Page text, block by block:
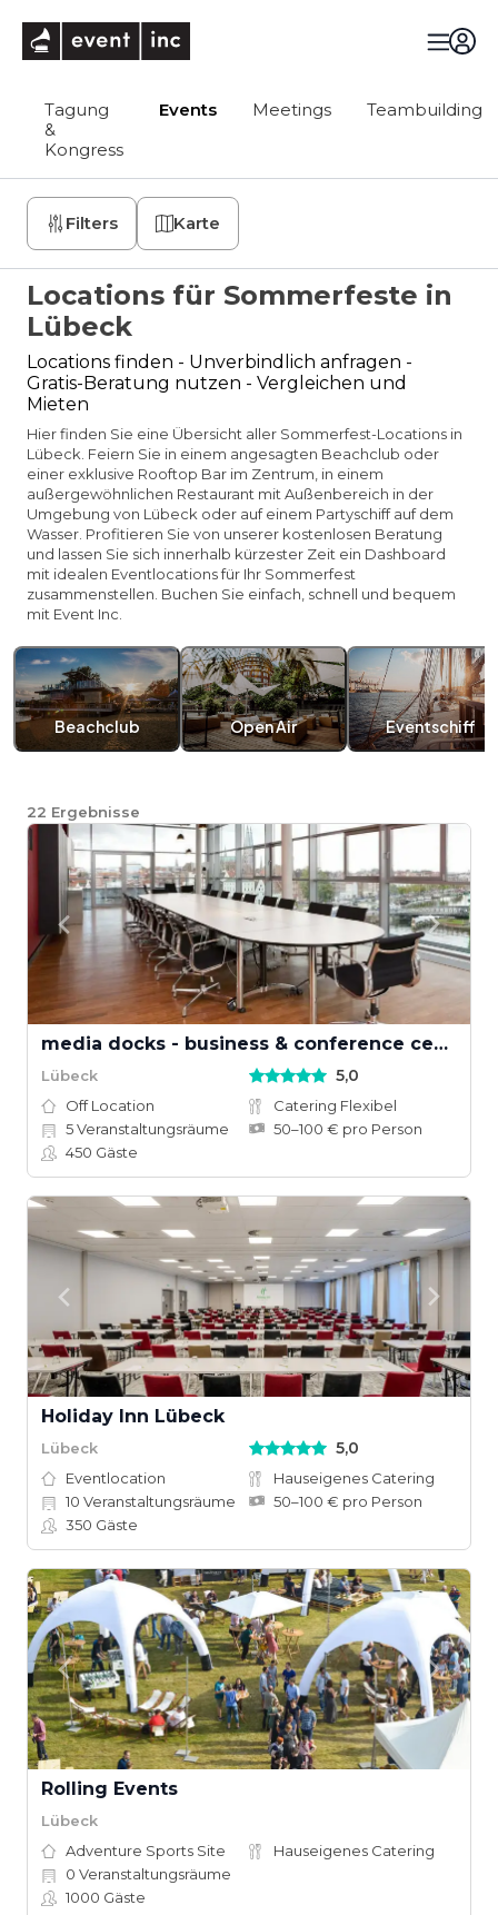
Tagung
&
Kongress
Events Meetings Teambuilding
Filters Karte
Locations für Sommerfeste in
Lübeck
Locations finden - Unverbindlich anfragen -
Gratis-Beratung nutzen - Vergleichen und
Mieten
Hier finden Sie eine Übersicht aller Sommerfest-Locations in
Lübeck. Feiern Sie in einem angesagten Beachclub oder
einer exklusive Rooftop Bar im Zentrum, in einem
außergewöhnlichen Restaurant mit Außenbereich in der
Umgebung von Lübeck oder auf einem Partyschiff auf dem
Wasser. Profitieren Sie von unserer kostenlosen Beratung
und lassen Sie sich innerhalb kürzester Zeit ein Dashboard
mit idealen Eventlocations für Ihr Sommerfest
zusammenstellen. Buchen Sie einfach, schnell und bequem
mit Event Inc.
Beachclub Open Air Eventschiff
22 Ergebnisse
media docks - business & conference center
Lübeck 5,0
Off Location
Catering Flexibel
5Veranstaltungsräume
50–100 € pro Person
450 Gäste
Holiday Inn Lübeck
Lübeck 5,0
Eventlocation
Hauseigenes Catering
10 Veranstaltungsräume
50–100 € pro Person
350 Gäste
Rolling Events
Lübeck
Adventure Sports Site
Hauseigenes Catering
0 Veranstaltungsräume
1000 Gäste